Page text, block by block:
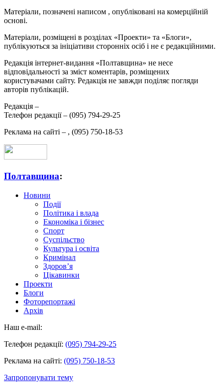
Матеріали, позначені написом , опубліковані на комерційній
основі.
Матеріали, розміщені в розділах «Проекти» та «Блоги»,
публікуються за ініціативи сторонніх осіб і не є редакційними.
Редакція інтернет-видання «Полтавщина» не несе
відповідальності за зміст коментарів, розміщених
користувачами сайту. Редакція не завжди поділяє погляди
авторів публікацій.
Редакція –
Телефон редакції – (095) 794-29-25
Реклама на сайті – , (095) 750-18-53
Полтавщина:
Новини
Події
Політика і влада
Економіка і бізнес
Спорт
Суспільство
Культура і освіта
Кримінал
Здоров’я
Цікавинки
Проекти
Блоги
Фоторепортажі
Архів
Наш e-mail:
Телефон редакції: (095) 794-29-25
Реклама на сайті: (095) 750-18-53
Запропонувати тему